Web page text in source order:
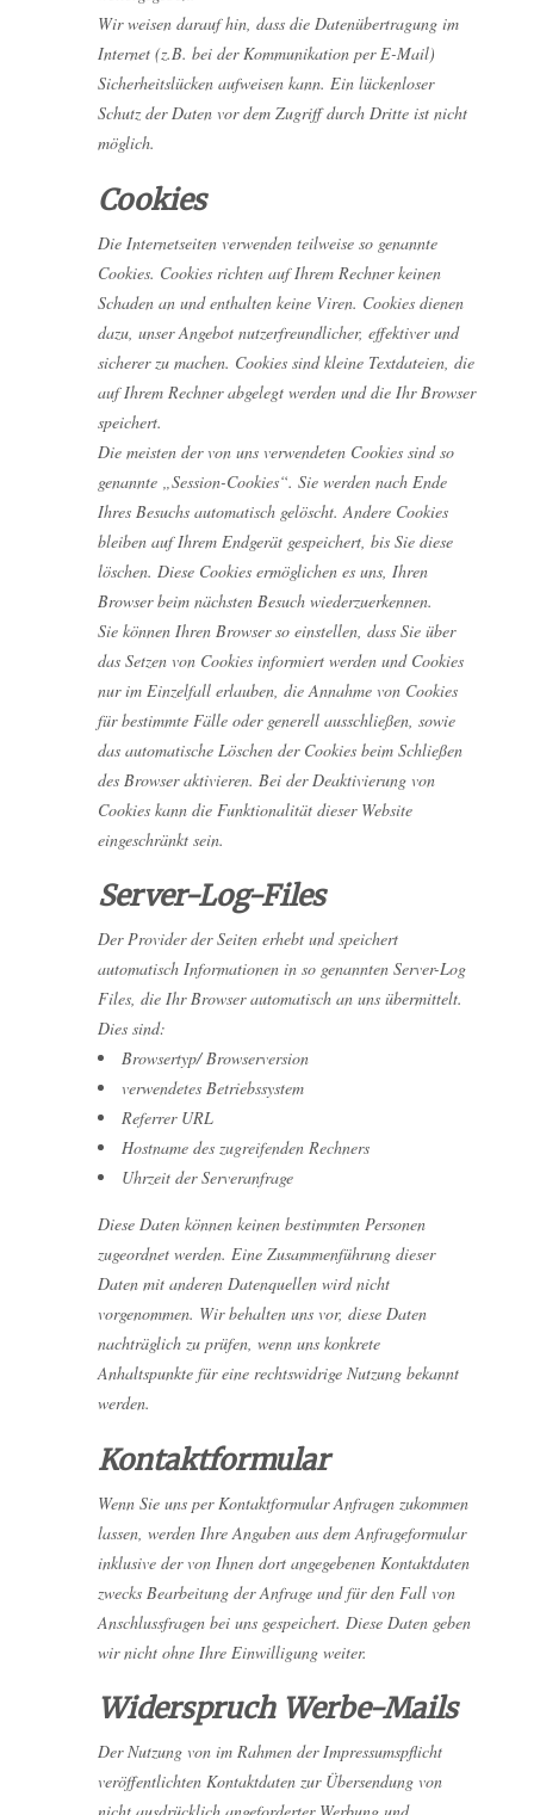
Wir weisen darauf hin, dass die Datenübertragung im
Internet (z.B. bei der Kommunikation per E-Mail)
Sicherheitslücken aufweisen kann. Ein lückenloser
Schutz der Daten vor dem Zugriff durch Dritte ist nicht
möglich.
Cookies
Die Internetseiten verwenden teilweise so genannte
Cookies. Cookies richten auf Ihrem Rechner keinen
Schaden an und enthalten keine Viren. Cookies dienen
dazu, unser Angebot nutzerfreundlicher, effektiver und
sicherer zu machen. Cookies sind kleine Textdateien, die
auf Ihrem Rechner abgelegt werden und die Ihr Browser
speichert.
Die meisten der von uns verwendeten Cookies sind so
genannte „Session-Cookies“. Sie werden nach Ende
Ihres Besuchs automatisch gelöscht. Andere Cookies
bleiben auf Ihrem Endgerät gespeichert, bis Sie diese
löschen. Diese Cookies ermöglichen es uns, Ihren
Browser beim nächsten Besuch wiederzuerkennen.
Sie können Ihren Browser so einstellen, dass Sie über
das Setzen von Cookies informiert werden und Cookies
nur im Einzelfall erlauben, die Annahme von Cookies
für bestimmte Fälle oder generell ausschließen, sowie
das automatische Löschen der Cookies beim Schließen
des Browser aktivieren. Bei der Deaktivierung von
Cookies kann die Funktionalität dieser Website
eingeschränkt sein.
Server-Log-Files
Der Provider der Seiten erhebt und speichert
automatisch Informationen in so genannten Server-Log
Files, die Ihr Browser automatisch an uns übermittelt.
Dies sind:
Browsertyp/ Browserversion
verwendetes Betriebssystem
Referrer URL
Hostname des zugreifenden Rechners
Uhrzeit der Serveranfrage
Diese Daten können keinen bestimmten Personen
zugeordnet werden. Eine Zusammenführung dieser
Daten mit anderen Datenquellen wird nicht
vorgenommen. Wir behalten uns vor, diese Daten
nachträglich zu prüfen, wenn uns konkrete
Anhaltspunkte für eine rechtswidrige Nutzung bekannt
werden.
Kontaktformular
Wenn Sie uns per Kontaktformular Anfragen zukommen
lassen, werden Ihre Angaben aus dem Anfrageformular
inklusive der von Ihnen dort angegebenen Kontaktdaten
zwecks Bearbeitung der Anfrage und für den Fall von
Anschlussfragen bei uns gespeichert. Diese Daten geben
wir nicht ohne Ihre Einwilligung weiter.
Widerspruch Werbe-Mails
Der Nutzung von im Rahmen der Impressumspflicht
veröffentlichten Kontaktdaten zur Übersendung von